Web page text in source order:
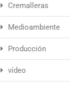
Cremalleras
Medioambiente
Producción
vídeo